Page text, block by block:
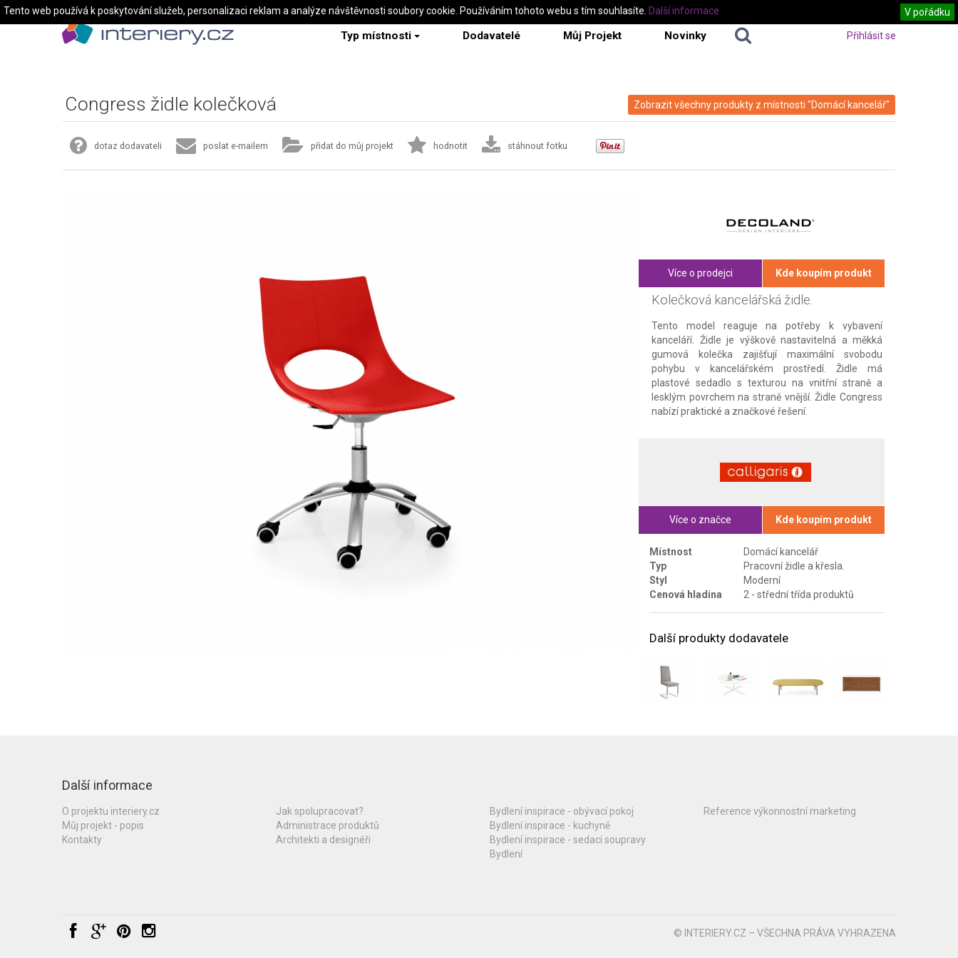
Typ místnosti Dodavatelé Můj Projekt Novinky Přihlásit se
Zobrazit všechny produkty z místnosti "Domácí kancelář"
Congress židle kolečková
dotaz dodavateli poslat e-mailem přidat do můj projekt hodnotit stáhnout fotku
Více o prodejci Kde koupím produkt
Kolečková kancelářská židle.
Tento model reaguje na potřeby k vybavení
kanceláří. Židle je výškově nastavitelná a měkká
gumová kolečka zajišťují maximální svobodu
pohybu v kancelářském prostředí. Židle má
plastové sedadlo s texturou na vnitřní straně a
lesklým povrchem na straně vnější. Židle Congress
nabízí praktické a značkové řešení.
Více o značce Kde koupím produkt
Místnost
Domácí kancelář
Typ
Pracovní židle a křesla.
Styl
Moderní
Cenová hladina
2 - střední třída produktů
Další produkty dodavatele
Další informace
O projektu interiery.cz
Můj projekt - popis
Kontakty
Jak spolupracovat?
Administrace produktů
Architekti a designéři
Bydlení inspirace - obývací pokoj
Bydlení inspirace - kuchyně
Bydlení inspirace - sedací soupravy
Bydlení
Reference výkonnostní marketing
© INTERIERY.CZ – VŠECHNA PRÁVA VYHRAZENA
Tento web používá k poskytování služeb, personalizaci reklam a analýze návštěvnosti soubory cookie. Používáním tohoto webu s tím souhlasíte. V pořádku
Další informace